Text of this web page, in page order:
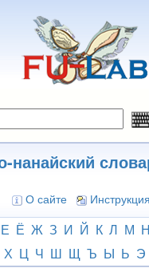
нанайский
О сайте Инструкция
Е Ё Ж З И Й К Л М Н
Х Ц Ч Ш Щ Ъ Ы Ь Э